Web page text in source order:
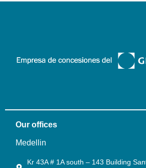
Our offices
Medellin
Kr 43A # 1A south – 143 Building